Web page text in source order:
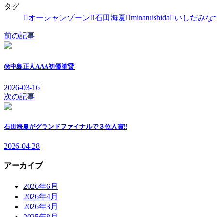
タグ
オーシャンゾーン
石田海夏 minatuishida いしだみな
前の記事
㊗️中島正人AAA初優勝🏆
2026-03-16
次の記事
石田海夏がグランドファイナルで３位入賞!!
2026-04-28
アーカイブ
2026年6月
2026年4月
2026年3月